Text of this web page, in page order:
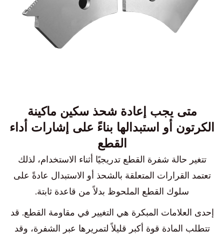
متى يجب إعادة شحذ سكين ماكينة
الكرتون أو استبدالها بناءً على إشارات أداء
القطع
تتغير حالة شفرة القطع تدريجيًا أثناء الاستخدام، لذلك
تعتمد القرارات المتعلقة بالشحذ أو الاستبدال عادةً على
سلوك القطع الملحوظ بدلاً من قاعدة ثابتة.
إحدى العلامات المبكرة هي التغيير في مقاومة القطع. قد
تتطلب المادة قوة أكبر قليلاً لتمريرها عبر الشفرة، وقد